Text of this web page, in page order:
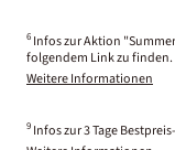
6 Infos zur Aktion
folgendem Link zu finden.
Weitere Informationen
9 Infos zur 3 Tage